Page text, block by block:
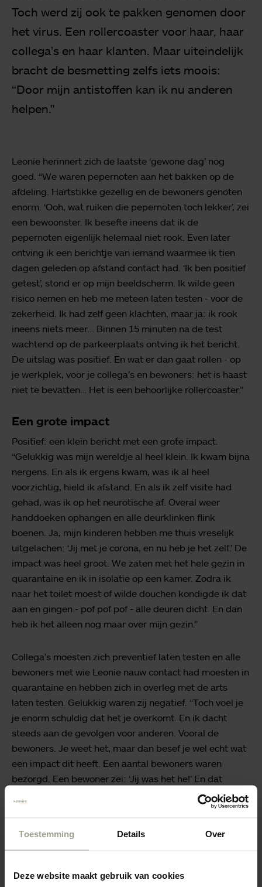
Toestemming Details Over
Deze website maakt gebruik van cookies
Toch werd zij ook te pakken genomen door
het virus. Een rollercoaster voor haar, haar
collega’s en haar klanten. Maar uiteindelijk
bracht de besmetting zelfs iets moois:
“Door mijn antistoffen kan ik nu anderen
helpen."
Leonie herinnert zich de laatste ‘gewone dag’ nog
goed. “We waren pepernoten aan het bakken op de
afdeling. Hartstikke gezellig en de bewoners genoten
enorm. ‘Ooh, wat ruiken die pepernoten toch lekker’, zei
een bewoonster. Ik besefte ineens dat ik de
pepernoten eigenlijk helemaal niet rook. Even later
ontving ik een berichtje van iemand waarmee ik tien
dagen geleden op afstand contact had. ‘Ik ben positief
getest’, stond er op mijn beeldscherm. Ik wilde geen
risico nemen en heb me meteen laten testen - voor de
zekerheid. Ik had zelf geen klachten, maar ja: ik rook
ineens niets meer... Binnen 15 minuten na de test
wachtend op de parkeerplaats ontving ik het bericht.
De uitslag was positief. En wat er dan gaat rollen - op
je werkplek, voor je collega’s en bewoners: het is haast
niet te bevatten… Het is een behoorlijke rollercoaster.”
Een grote impact
Positief: een klein bericht met een grote impact.
“Gelukkig was mijn wereldje al heel klein. Ik kwam bijna
nergens. En als ik ergens kwam, was ik al heel
voorzichtig, hield ik afstand. En als ik zelf visite had
gehad, was ik op het neurotische af. Overal weer
handdoeken ophangen en alle deurklinken flink
boenen. Ja, mijn kinderen hebben me thuis vreselijk
uitgelachen: ‘Jij met je corona, en nu heb je het zelf.’ De
impact was heel groot. We zaten met het hele gezin in
quarantaine en ik in isolatie op een kamer. Zodra ik
naar het toilet moest of wilde douchen kondigde ik dat
aan en gingen - pof pof pof - alle deuren dicht. En dan
heb ik het alleen nog maar over mijn gezin.”
Collega’s moesten zich preventief laten testen en alle
bewoners met wie Leonie nauw contact had moesten in
quarantaine en hebben zich in overleg met de arts
laten testen. Gelukkig waren zij negatief. “Toch voel je
je enorm schuldig dat het je overkomt. En ik dacht
steeds aan de gevolgen voor anderen. Vooral de
bewoners. Je weet het, maar dan besef je wel echt wat
een impact dit heeft. Een aantal bewoners waren
bezorgd. Een bewoner zei: ‘Jij was het he!’ En dat
begrijp ik. Zij hebben ook angst. Maar we konden er
gelukkig samen goed over praten. En ook collega’s
probeer alles en iedereen in mijn omgeving te
beschermen. Maar je kunt er niet altijd wat aan doen,
ook al doe je er alles aan om het niet te laten